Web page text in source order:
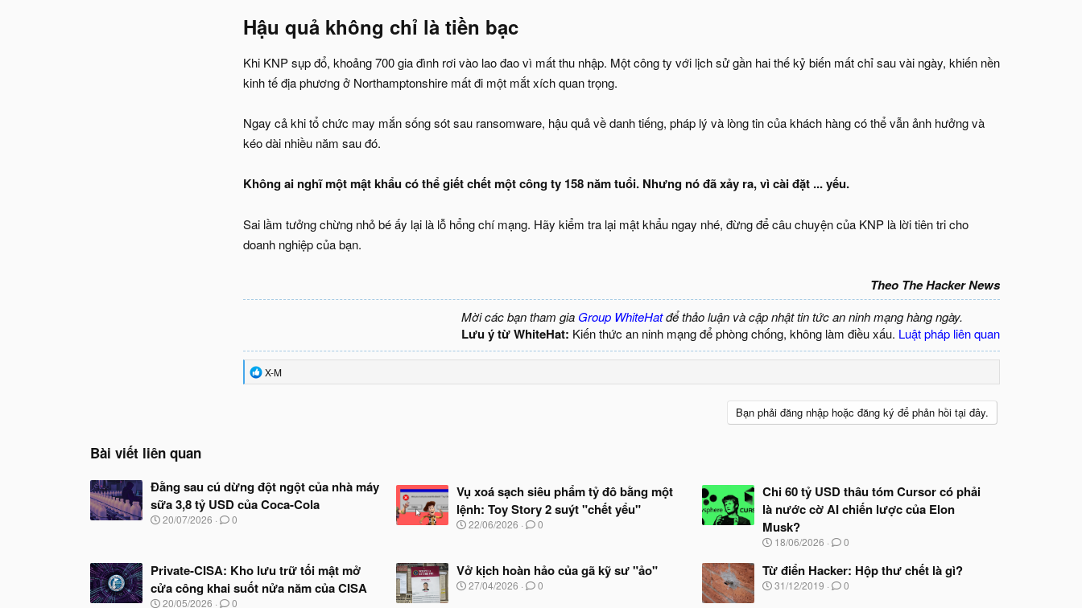
Hậu quả không chỉ là tiền bạc​
Khi KNP sụp đổ, khoảng 700 gia đình rơi vào lao đao vì mất thu nhập. Một công ty với lịch sử gần hai thế kỷ biến mất chỉ sau vài ngày, khiến nền
kinh tế địa phương ở Northamptonshire mất đi một mắt xích quan trọng.
Ngay cả khi tổ chức may mắn sống sót sau ransomware, hậu quả về danh tiếng, pháp lý và lòng tin của khách hàng có thể vẫn ảnh hưởng và
kéo dài nhiều năm sau đó.
Không ai nghĩ một mật khẩu có thể giết chết một công ty 158 năm tuổi. Nhưng nó đã xảy ra, vì cài đặt ... yếu.
Sai lầm tưởng chừng nhỏ bé ấy lại là lỗ hổng chí mạng. Hãy kiểm tra lại mật khẩu ngay nhé, đừng để câu chuyện của KNP là lời tiên tri cho
doanh nghiệp của bạn.
Theo The Hacker News
Mời các bạn tham gia Group WhiteHatđể thảo luận và cập nhật tin tức an ninh mạng hàng ngày.
Lưu ý từ WhiteHat: Kiến thức an ninh mạng để phòng chống, không làm điều xấu. Luật pháp liên quan
R
e
:
X-M
Bạn phải đăng nhập hoặc đăng ký để phản hồi tại đây.
Bài viết liên quan
Đằng sau cú dừng đột ngột của nhà máy
sữa 3,8 tỷ USD của Coca-Cola
N
b
ắ
t
20/07/2026 0
Vụ xoá sạch siêu phẩm tỷ đô bằng một
lệnh: Toy Story 2 suýt "chết yểu"
N
b
ắ
22/06/2026 0
Chi 60 tỷ USD thâu tóm Cursor có phải
là nước cờ AI chiến lược của Elon
Musk?
N
à
y
b
18/06/2026 0
Private-CISA: Kho lưu trữ tối mật mở
cửa công khai suốt nửa năm của CISA
N
20/05/2026 0
Vở kịch hoàn hảo của gã kỹ sư "ảo"
N
27/04/2026 0
Từ điển Hacker: Hộp thư chết là gì?
N
31/12/2019 0